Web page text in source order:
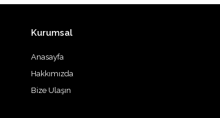
Kurumsal
Anasayfa
Hakkımızda
Bize Ulaşın